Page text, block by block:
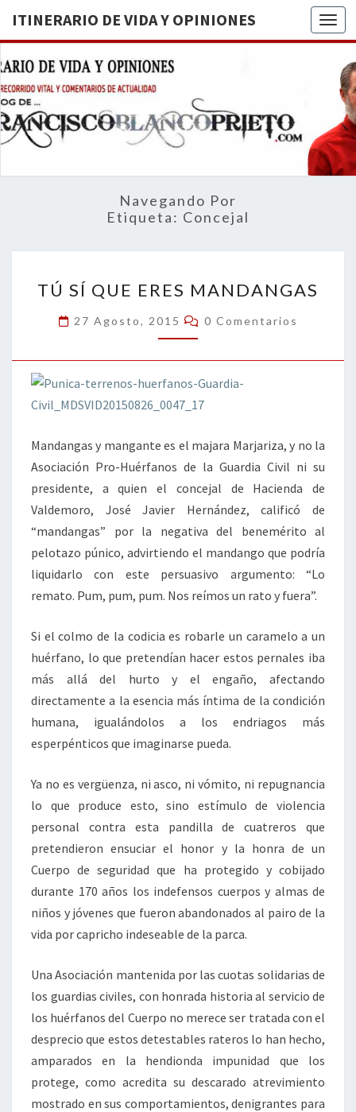
ITINERARIO DE VIDA Y OPINIONES
DE
BREVE
RECORRIDO
VITAL Y
ACTUALIDAD
Navegando Por
Etiqueta: Concejal
SÍ
QUE
ERES
MANDANGAS
TÚ SÍ QUE ERES MANDANGAS
27 Agosto, 2015 Comentarios
0 Comentarios
Mandangas y mangante es el majara Marjariza, y no la
Asociación Pro-Huérfanos de la Guardia Civil ni su
presidente, a quien el concejal de Hacienda de
Valdemoro, José Javier Hernández, calificó de
“mandangas” por la negativa del benemérito al
pelotazo púnico, advirtiendo el mandango que podría
liquidarlo con este persuasivo argumento: “Lo
remato. Pum, pum, pum. Nos reímos un rato y fuera”.
Si el colmo de la codicia es robarle un caramelo a un
huérfano, lo que pretendían hacer estos pernales iba
más allá del hurto y el engaño, afectando
directamente a la esencia más íntima de la condición
humana, igualándolos a los endriagos más
esperpénticos que imaginarse pueda.
Ya no es vergüenza, ni asco, ni vómito, ni repugnancia
lo que produce esto, sino estímulo de violencia
personal contra esta pandilla de cuatreros que
pretendieron ensuciar el honor y la honra de un
Cuerpo de seguridad que ha protegido y cobijado
durante 170 años los indefensos cuerpos y almas de
niños y jóvenes que fueron abandonados al pairo de la
vida por capricho indeseable de la parca.
Una Asociación mantenida por las cuotas solidarias de
los guardias civiles, con honrada historia al servicio de
los huérfanos del Cuerpo no merece ser tratada con el
desprecio que estos detestables rateros lo han hecho,
amparados en la hendionda impunidad que los
protege, como acredita su descarado atrevimiento
mostrado en sus comportamientos, denigrantes para